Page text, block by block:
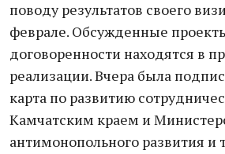
поводу результатов своего
феврале. Обсужденные
договоренности находятся в
реализации. Вчера была
карта по развитию
Камчатским краем и
антимонопольного развития и